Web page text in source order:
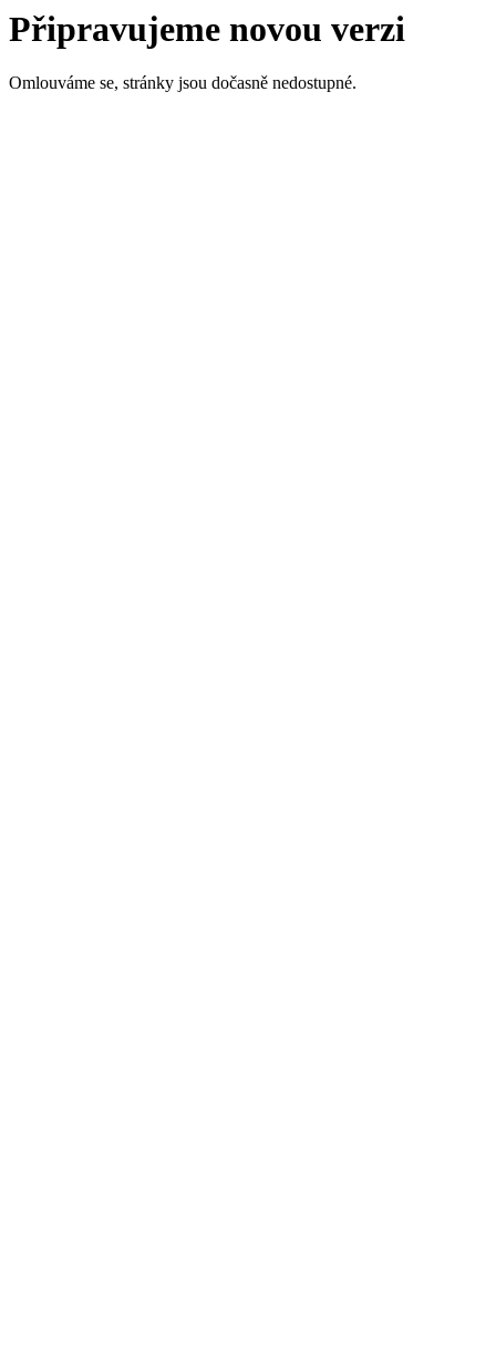
Připravujeme novou verzi
Omlouváme se, stránky jsou dočasně nedostupné.